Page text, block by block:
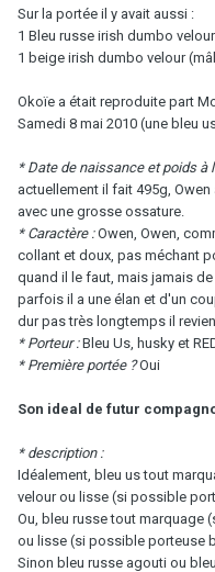
Sur la portée il y avait aussi :
1 Bleu russe irish dumbo
1 beige irish dumbo velour
Okoïe a était reproduite part
Samedi 8 mai 2010 (une bleu
* Date de naissance et poids à
actuellement il fait 495g,
avec une grosse ossature.
* Caractère :Owen, Owen,
collant et doux, pas méchant
quand il le faut, mais jamais
parfois il a une élan et d'un
dur pas très longtemps il
* Porteur :Bleu Us, husky et
* Première portée ?Oui
Son ideal de futur
* description :
Idéalement, bleu us tout
velour ou lisse (si possible
Ou, bleu russe tout marquage
ou lisse (si possible porteuse
Sinon bleu russe agouti ou